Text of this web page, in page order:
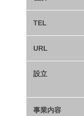
TEL
URL
設立
事業内容